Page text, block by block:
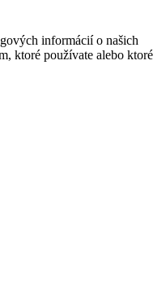
informácií o našich
ktoré používate alebo ktoré